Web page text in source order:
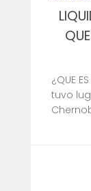
¿QUE
tuvo